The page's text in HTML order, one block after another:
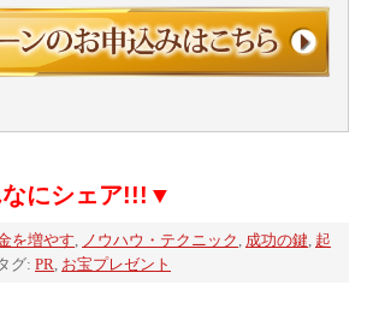
にシェア!!!▼
を増やす, ノウハウ・テクニック , 成功の鍵, 起
グ: PR, お宝プレゼント